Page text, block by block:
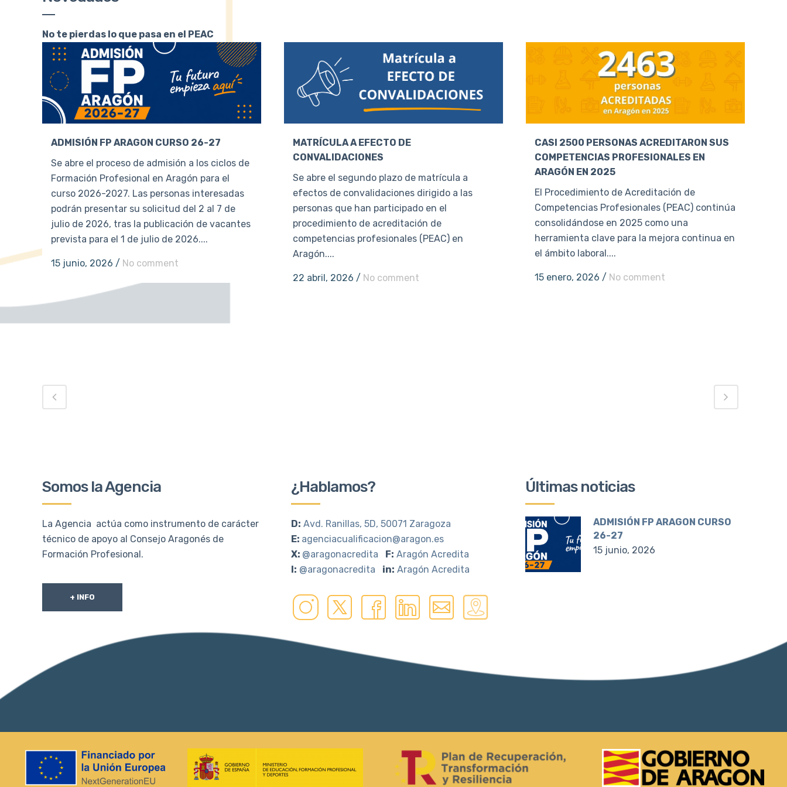
No te pierdas lo que pasa en el PEAC
ADMISIÓN FP ARAGON CURSO 26-27
Se abre el proceso de admisión a los ciclos de
Formación Profesional en Aragón para el
curso 2026-2027. Las personas interesadas
podrán presentar su solicitud del 2 al 7 de
julio de 2026, tras la publicación de vacantes
prevista para el 1 de julio de 2026....
15 junio, 2026 / No comment
MATRÍCULA A EFECTO DE
CONVALIDACIONES
Se abre el segundo plazo de matrícula a
efectos de convalidaciones dirigido a las
personas que han participado en el
procedimiento de acreditación de
competencias profesionales (PEAC) en
Aragón....
22 abril, 2026 / No comment
CASI 2500 PERSONAS ACREDITARON SUS
COMPETENCIAS PROFESIONALES EN
ARAGÓN EN 2025
El Procedimiento de Acreditación de
Competencias Profesionales (PEAC) continúa
consolidándose en 2025 como una
herramienta clave para la mejora continua en
el ámbito laboral....
15 enero, 2026 / No comment
Somos la Agencia
La Agencia actúa como instrumento de carácter
técnico de apoyo al Consejo Aragonés de
Formación Profesional.
+ INFO
¿Hablamos?
D: Avd. Ranillas, 5D, 50071 Zaragoza
E: agenciacualificacion@aragon.es
X: @aragonacredita F: Aragón Acredita
I: @aragonacredita in: Aragón Acredita
Últimas noticias
ADMISIÓN FP ARAGON CURSO
26-27
15 junio, 2026